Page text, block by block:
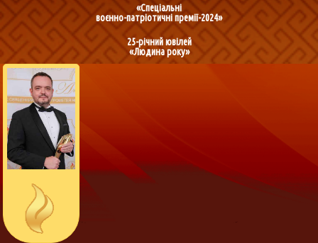
«Спеціальні
воєнно-патріотичні премії-2024»
25-річний ювілей
«Людина року»